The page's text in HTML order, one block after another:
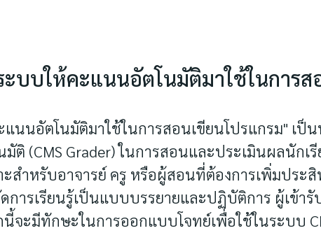
บบให้คะแนนอัตโนมัติมาใช้ในการส
นนอัตโนมัติมาใช้ในการสอนเขียนโปรแกรม" เ
ติ (CMS Grader) ในการสอนและประเมินผลนัก
สำหรับอาจารย์ ครู หรือผู้สอนที่ต้องการเพิ่มปร
ารเรียนรู้เป็นแบบบรรยายและปฏิบัติการ ผู้เข้ารั
นี้จะมีทักษะในการออกแบบโจทย์เพื่อใช้ในระบบ